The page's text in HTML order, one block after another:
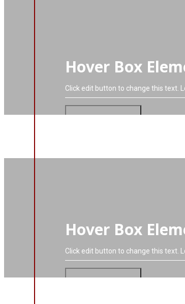
Hover Box
Click edit button to change this text.
Hover Box
Click edit button to change this text.